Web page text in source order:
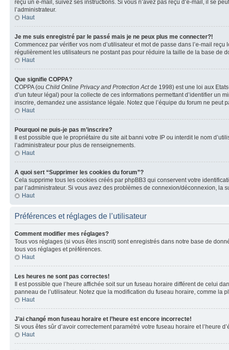
reçu un e-mail, suivez ses instructions. Si vous n’avez pas reçu d’e-mail, il se
l’administrateur.
Haut
Je me suis enregistré par le passé mais je ne peux plus me connecter?!
Commencez par vérifier vos nom d’utilisateur et mot de passe dans l’e-mail
régulièrement les utilisateurs ne postant pas pour réduire la taille de la base de
Haut
Que signifie COPPA?
COPPA (ou Child Online Privacy and Protection Actde 1998) est une loi aux
d’un tuteur légal) pour la collecte de ces informations permettant d’identifier un
inscrire, demandez une assistance légale. Notez que l’équipe du forum ne
Haut
Pourquoi ne puis-je pas m’inscrire?
Il est possible que le propriétaire du site ait banni votre IP ou interdit le nom
l’administrateur pour plus de renseignements.
Haut
A quoi sert “Supprimer les cookies du forum”?
Cela supprime tous les cookies créés par phpBB3 qui conservent votre
par l’administrateur. Si vous avez des problèmes de connexion/déconnexion, la
Haut
Préférences et réglages de l’utilisateur
Comment modifier mes réglages?
Tous vos réglages (si vous êtes inscrit) sont enregistrés dans notre base de
tous vos réglages et préférences.
Haut
Les heures ne sont pas correctes!
Il est possible que l’heure affichée soit sur un fuseau horaire différent de celui
panneau de l’utilisateur. Notez que la modification du fuseau horaire, comme la
Haut
J’ai changé mon fuseau horaire et l’heure est encore incorrecte!
Si vous êtes sûr d’avoir correctement paramétré votre fuseau horaire et l’heure
Haut